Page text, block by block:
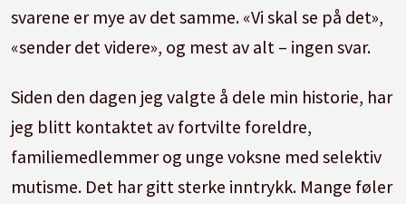
svarene er mye av det samme. «Vi skal se på det»,
«sender det videre», og mest av alt – ingen svar.
Siden den dagen jeg valgte å dele min historie, har
jeg blitt kontaktet av fortvilte foreldre,
familiemedlemmer og unge voksne med selektiv
mutisme. Det har gitt sterke inntrykk. Mange føler